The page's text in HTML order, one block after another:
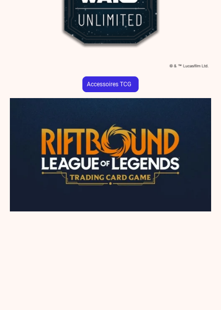
Accessoires TCG